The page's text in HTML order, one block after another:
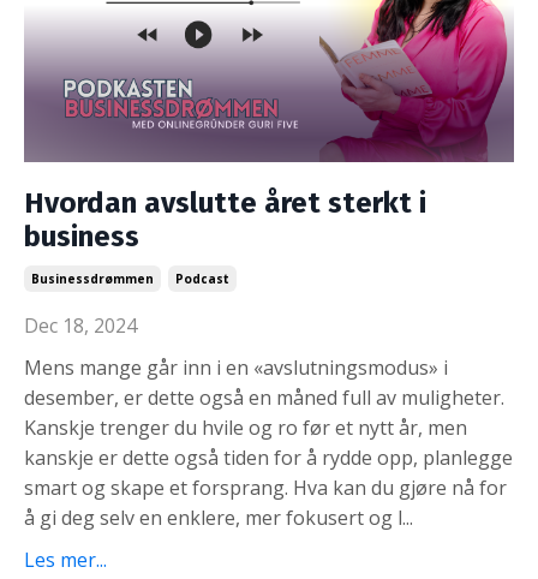
Hvordan avslutte året sterkt i
business
Businessdrømmen Podcast
Dec 18, 2024
Mens mange går inn i en «avslutningsmodus» i
desember, er dette også en måned full av muligheter.
Kanskje trenger du hvile og ro før et nytt år, men
kanskje er dette også tiden for å rydde opp, planlegge
smart og skape et forsprang. Hva kan du gjøre nå for
å gi deg selv en enklere, mer fokusert og l...
Les mer...